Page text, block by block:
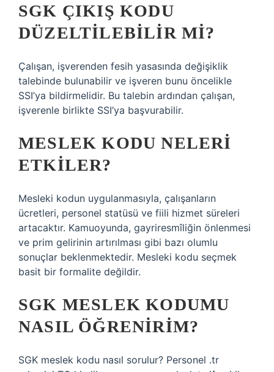
SGK ÇIKIŞ KODU
DÜZELTILEBILIR MI?
Çalışan, işverenden fesih yasasında değişiklik
talebinde bulunabilir ve işveren bunu öncelikle
SSI’ya bildirmelidir. Bu talebin ardından çalışan,
işverenle birlikte SSI’ya başvurabilir.
MESLEK KODU NELERI
ETKILER?
Mesleki kodun uygulanmasıyla, çalışanların
ücretleri, personel statüsü ve fiili hizmet süreleri
artacaktır. Kamuoyunda, gayriresmîliğin önlenmesi
ve prim gelirinin artırılması gibi bazı olumlu
sonuçlar beklenmektedir. Mesleki kodu seçmek
basit bir formalite değildir.
SGK MESLEK KODUMU
NASIL ÖĞRENIRIM?
SGK meslek kodu nasıl sorulur? Personel .tr